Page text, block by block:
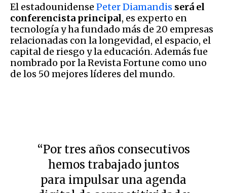
El estadounidense Peter Diamandis será el
conferencista principal, es experto en
tecnología y ha fundado más de 20 empresas
relacionadas con la longevidad, el espacio, el
capital de riesgo y la educación. Además fue
nombrado por la Revista Fortune como uno
de los 50 mejores líderes del mundo.
“Por tres años consecutivos
hemos trabajado juntos
para impulsar una agenda